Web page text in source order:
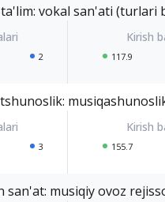
vokal san'ati (turlari
2 117.9
3 155.7
san'at: musiqiy ovoz